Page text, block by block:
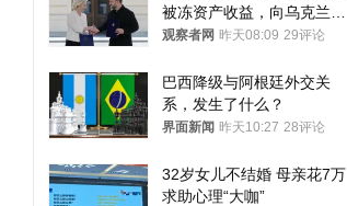
被冻资产收益，向乌克兰提
供援助
观察者网 昨天08:09 29评论
巴西降级与阿根廷外交关
系，发生了什么？
界面新闻 昨天10:27 28评论
32岁女儿不结婚 母亲花7万
求助心理“大咖”